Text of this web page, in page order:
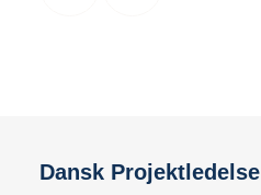
Dansk Projektledelse